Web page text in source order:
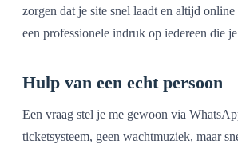
zorgen dat je site snel laadt en altijd
een professionele indruk op iedereen die
Hulp van een echt persoon
Een vraag stel je me gewoon via
ticketsysteem, geen wachtmuziek, maar